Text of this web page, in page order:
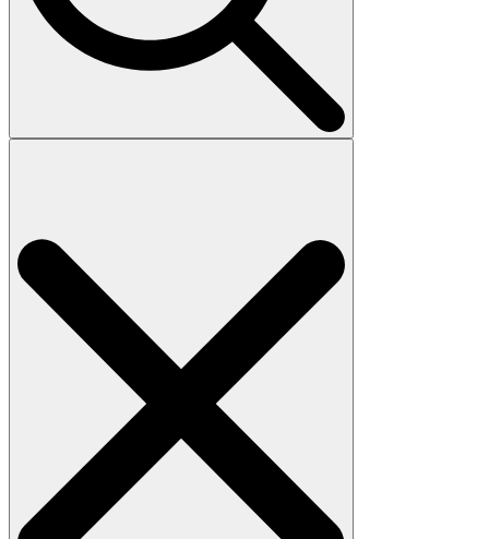
Search